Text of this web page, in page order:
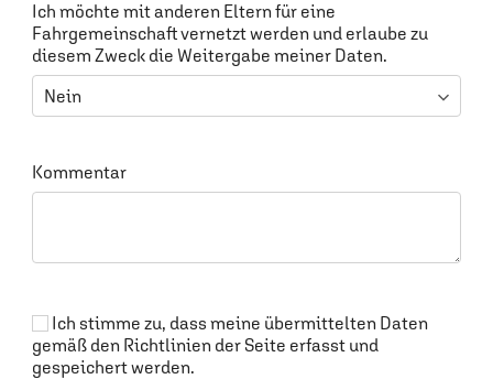
Ich möchte mit anderen Eltern für eine
Fahrgemeinschaft vernetzt werden und erlaube zu
diesem Zweck die Weitergabe meiner Daten.
Kommentar
Ich stimme zu, dass meine übermittelten Daten
gemäß den Richtlinien der Seite erfasst und
gespeichert werden.